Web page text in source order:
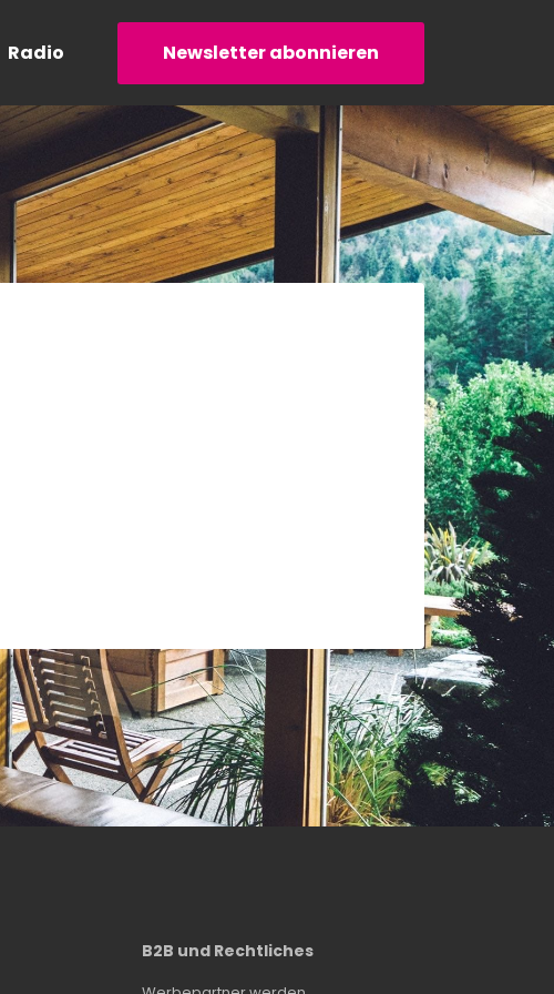
Radio Newsletter abonnieren
B2B und Rechtliches